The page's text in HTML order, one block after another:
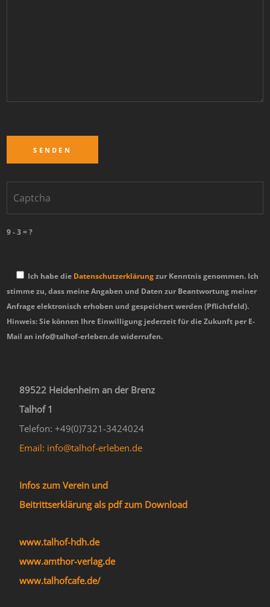
9 - 3 = ?
Ich habe die Datenschutzerklärungzur Kenntnis genommen. Ich
stimme zu, dass meine Angaben und Daten zur Beantwortung meiner
Anfrage elektronisch erhoben und gespeichert werden (Pflichtfeld).
Hinweis: Sie können Ihre Einwilligung jederzeit für die Zukunft per E-
Mail an info@talhof-erleben.de widerrufen.
89522 Heidenheim an der Brenz
Talhof 1
Telefon: +49(0)7321-3424024
Email: info@talhof-erleben.de
Infos zum Verein und
Beitrittserklärung als pdf zum Download
www.talhof-hdh.de
www.amthor-verlag.de
www.talhofcafe.de/